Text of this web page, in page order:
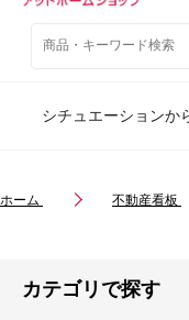
シチュエーションか
ホーム 不動産看板
カテゴリで探す